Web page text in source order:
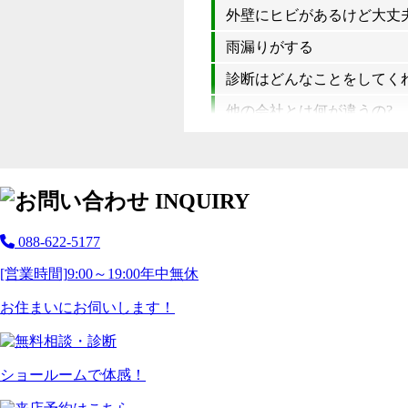
外壁にヒビがあるけど大丈
雨漏りがする
診断はどんなことをしてく
他の会社とは何が違うの?
088-622-5177
[営業時間]9:00～19:00年中無休
お住まいにお伺いします！
ショールームで体感！